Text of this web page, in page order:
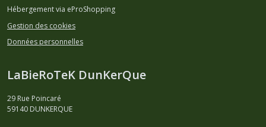
Hébergement via eProShopping
Gestion des cookies
Données personnelles
LaBieRoTeK DunKerQue
29 Rue Poincaré
59140 DUNKERQUE